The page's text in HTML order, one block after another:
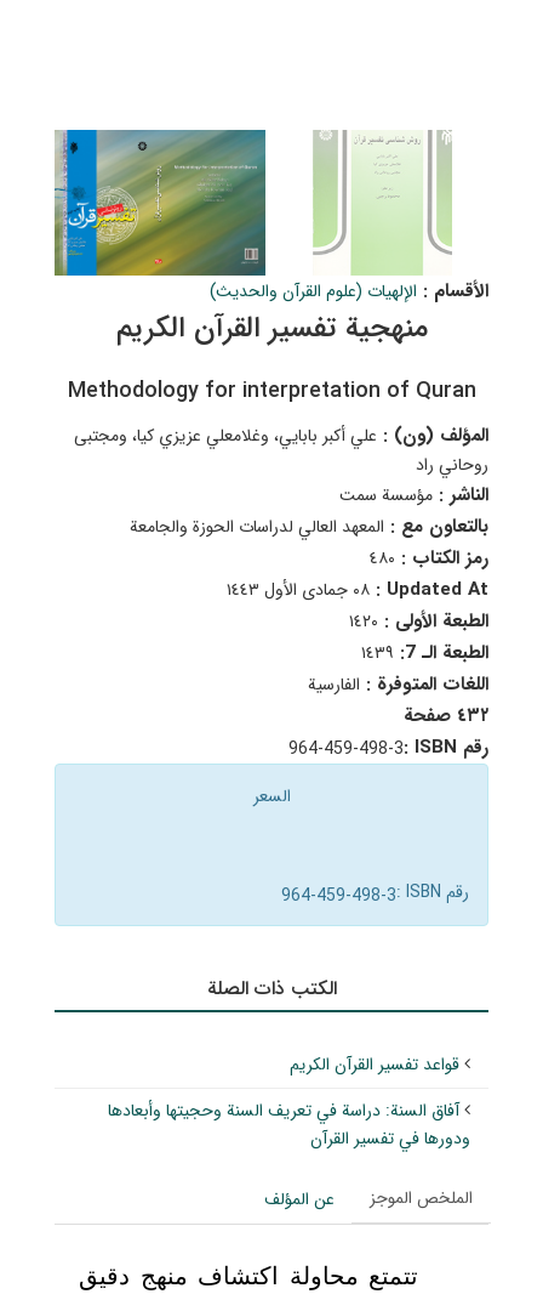
الأقسام : الإلهيات (علوم القرآن والحدیث)
منهجية تفسير القرآن الكريم
Methodology for interpretation of Quran
المؤلف (ون) : علي أكبر بابايي، وغلامعلي عزيزي كيا، ومجتبى
روحاني راد
الناشر : مؤسسة سمت
بالتعاون مع : المعهد العالي لدراسات الحوزة والجامعة
رمز الكتاب : ٤٨٠
Updated At : ٠٨ جمادى الأول ١٤٤٣
الطبعة الأولى : ١٤٢٠
الطبعة الـ 7: ١٤٣٩
اللغات المتوفرة : الفارسية
٤٣٢ صفحة
رقم ISBN :
964-459-498-3
السعر
رقم ISBN : 964-459-498-3
الکتب ذات الصلة
قواعد تفسير القرآن الكريم
آفاق السنة: دراسة في تعريف السنة وحجيتها وأبعادها
ودورها في تفسير القرآن
الملخص الموجز عن المؤلف
تتمتع محاولة اكتشاف منهج دقيق